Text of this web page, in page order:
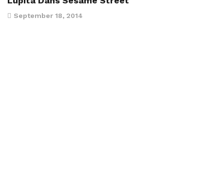
September 18, 2014